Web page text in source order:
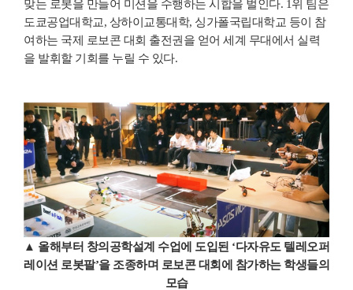
맞는 로봇을 만들어 미션을 수행하는 시합을 벌인다. 1위 팀은
도쿄공업대학교, 상하이교통대학, 싱가폴국립대학교 등이 참
여하는 국제 로보콘 대회 출전권을 얻어 세계 무대에서 실력
을 발휘할 기회를 누릴 수 있다.
▲ 올해부터 창의공학설계 수업에 도입된 ‘다자유도 텔레오퍼
레이션 로봇팔’을 조종하며 로보콘 대회에 참가하는 학생들의
모습